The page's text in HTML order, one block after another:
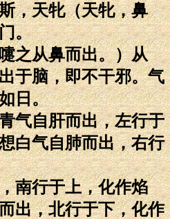
，天牝（天牝，鼻
。
之从鼻而出。）从
于脑，即不干邪。气
日。
气自肝而出，左行于
白气自肺而出，右行
南行于上，化作焰
出，北行于下，化作